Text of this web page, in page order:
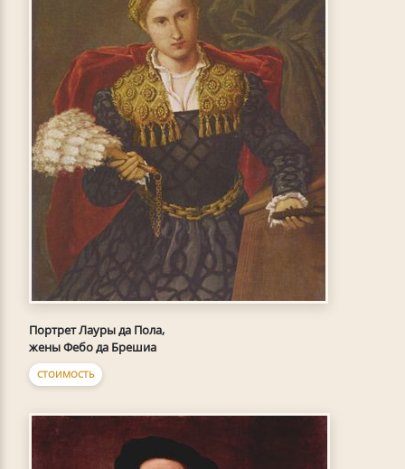
Портрет Лауры да Пола,
жены Фебо да Брешиа
СТОИМОСТЬ